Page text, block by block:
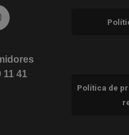
en ventana nueva)
(abre en ventana nueva)
Ir a Instagram (abre en ventana
11 41
Política de